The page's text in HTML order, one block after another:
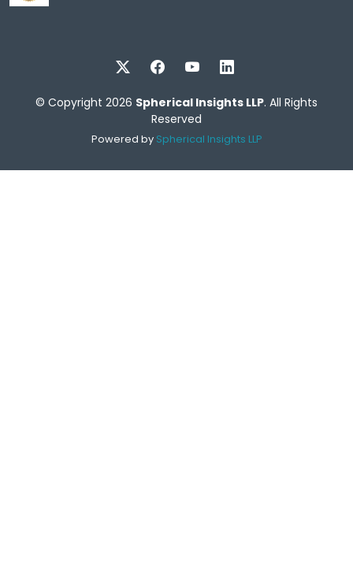
© Copyright 2026 Spherical Insights LLP. All Rights
Reserved
Powered by Spherical Insights LLP